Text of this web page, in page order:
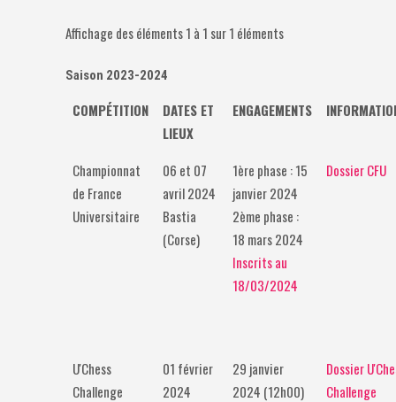
Affichage des éléments 1 à 1 sur 1 éléments
Saison 2023-2024
COMPÉTITION
DATES ET
LIEUX
ENGAGEMENTS
Championnat
de France
Universitaire
06 et 07
avril 2024
Bastia
(Corse)
1ère phase : 15
janvier 2024
2ème phase :
18 mars 2024
Inscrits au
18/03/2024
Dossier CFU
U'Chess
Challenge
01 février
2024
29 janvier
2024 (12h00)
Dossier
Challenge